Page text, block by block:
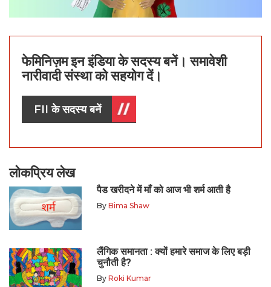
फेमिनिज़म इन इंडिया के सदस्य बनें। समावेशी
नारीवादी संस्था को सहयोग दें।
FII के सदस्य बनें
लोकप्रिय लेख
पैड खरीदने में माँ को आज भी शर्म आती है
By Bima Shaw
लैंगिक समानता : क्यों हमारे समाज के लिए बड़ी
चुनौती है?
By Roki Kumar